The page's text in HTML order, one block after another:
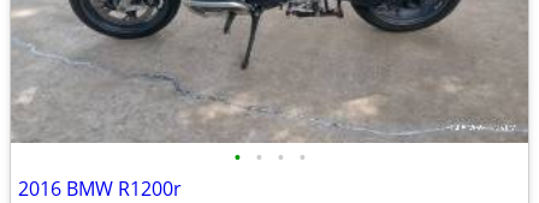
• • • •
2016 BMW R1200r